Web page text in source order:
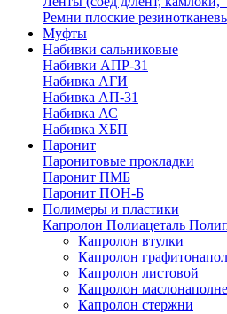
Ремни плоские
Муфты
Набивки сальниковые
Набивки АПР-31
Набивка АГИ
Набивка АП-31
Набивка АС
Набивка ХБП
Паронит
Паронитовые прокладки
Паронит ПМБ
Паронит ПОН-Б
Полимеры и пластики
Капролон Полиацеталь
Капролон втулки
Капролон
Капролон листовой
Капролон
Капролон стержни